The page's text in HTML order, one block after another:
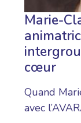
Marie-
cœur
Quand
avec